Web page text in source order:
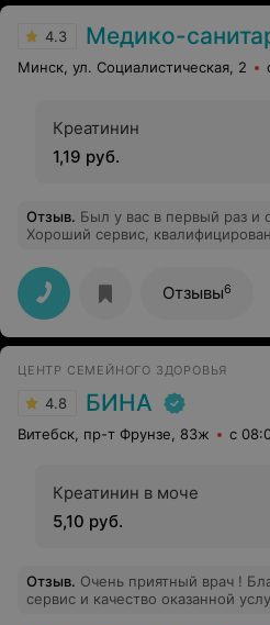
4.3 Медико-санитарная
Минск, ул. Социалистическая, 2
Креатинин
1,19 руб.
Отзыв. Был у вас в первый раз и остался доволен!
Хороший сервис,
необходимости приду к вам еще!
Отзывы6
ЦЕНТР СЕМЕЙНОГО ЗДОРОВЬЯ
4.8 БИНА
Витебск, пр-т Фрунзе, 83ж с
Креатинин в моче
5,10 руб.
Отзыв. Очень приятный врач !
сервис и качество оказанной